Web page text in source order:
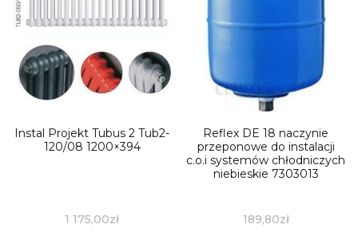
Instal Projekt Tubus 2 Tub2-
120/08 1200×394
1 175,00zł
Reflex DE 18 naczynie
przeponowe do instalacji
c.o.i systemów chłodniczych
niebieskie 7303013
189,80zł